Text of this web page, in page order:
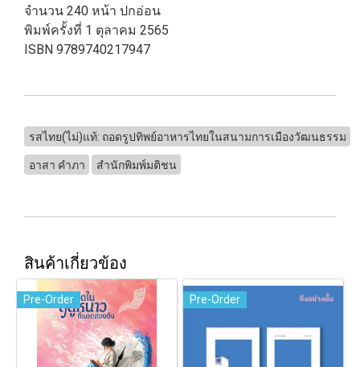
จำนวน 240 หน้า ปกอ่อน
พิมพ์ครั้งที่ 1 ตุลาคม 2565
ISBN 9789740217947
รสไทย(ไม่)แท้: ถอดรูปทิพย์อาหารไทยในสนามการเมืองวัฒนธรรม
อาสา คำภา สำนักพิมพ์มติชน
สินค้าเกี่ยวข้อง
Pre-Order Pre-Order